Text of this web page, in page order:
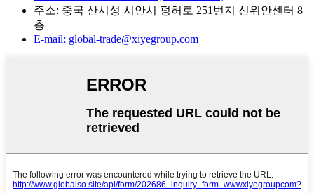
주소: 중국 산시성 시안시 펑허로 251번지 신위안센터 8
층
E-mail: global-trade@xiyegroup.com